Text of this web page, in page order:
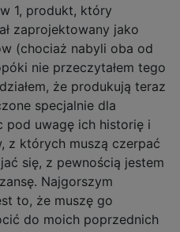
1, produkt, który
zaprojektowany jako
(chociaż nabyli oba od
nie przeczytałem tego
że produkują teraz
specjalnie dla
pod uwagę ich historię i
z których muszą czerpać
się, z pewnością jestem
Najgorszym
to, że muszę go
do moich poprzednich